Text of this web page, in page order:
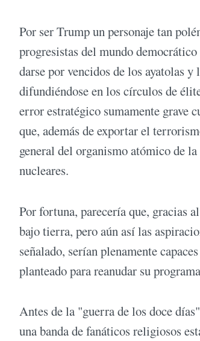
Por ser Trump un personaje tan
progresistas del mundo
darse por vencidos de los ayatolas
difundiéndose en los círculos de
error estratégico sumamente grave
que, además de exportar el
general del organismo atómico de
nucleares.
Por fortuna, parecería que, gracias
bajo tierra, pero aún así las
señalado, serían plenamente
planteado para reanudar su
Antes de la "guerra de los doce
una banda de fanáticos religiosos